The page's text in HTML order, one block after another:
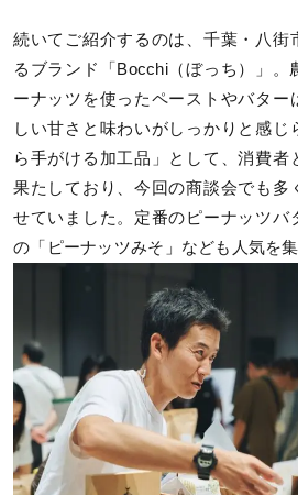
続いてご紹介するのは、千葉・八街
るブランド「Bocchi（ぼっち）」。
ーナッツを使ったペーストやバター
しい甘さと味わいがしっかりと感じ
ら手がける加工品」として、消費者
果たしており、今回の商談会でも多
せていました。定番のピーナッツバ
の「ピーナッツみそ」なども人気を集